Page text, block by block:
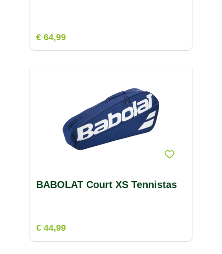
€ 64,99
BABOLAT Court XS Tennistas
€ 44,99